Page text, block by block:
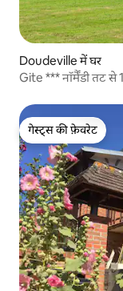
Doudeville में घर
Gite *** नॉर्मैंडी तट से
गेस्ट्स की फ़ेवरेट
गेस्ट्स की फ़ेवरेट